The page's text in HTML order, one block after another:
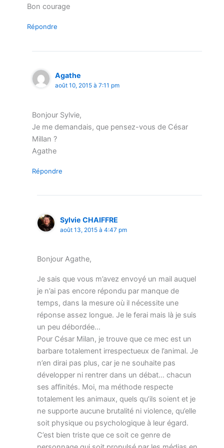
Bon courage
Répondre
Agathe
août 10, 2015 à 7:11 pm
Bonjour Sylvie,
Je me demandais, que pensez-vous de César
Millan ?
Agathe
Répondre
Sylvie CHAIFFRE
août 13, 2015 à 4:47 pm
Bonjour Agathe,
Je sais que vous m’avez envoyé un mail auquel
je n’ai pas encore répondu par manque de
temps, dans la mesure où il nécessite une
réponse assez longue. Je le ferai mais là je suis
un peu débordée…
Pour César Milan, je trouve que ce mec est un
barbare totalement irrespectueux de l’animal. Je
n’en dirai pas plus, car je ne souhaite pas
développer ni rentrer dans un débat… chacun
ses affinités. Moi, ma méthode respecte
totalement les animaux, quels qu’ils soient et je
ne supporte aucune brutalité ni violence, qu’elle
soit physique ou psychologique à leur égard.
C’est bien triste que ce soit ce genre de